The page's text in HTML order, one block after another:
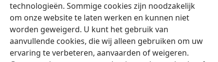
technologieën. Sommige cookies zijn noodzakelijk
om onze website te laten werken en kunnen niet
worden geweigerd. U kunt het gebruik van
aanvullende cookies, die wij alleen gebruiken om uw
ervaring te verbeteren, aanvaarden of weigeren.
Nederlands Instellingen
Copyright © 2026 Watch Tower Bible and Tract Society of Pennsylvania
Gebruiksvoorwaarden Privacybeleid Privacyinstellingen